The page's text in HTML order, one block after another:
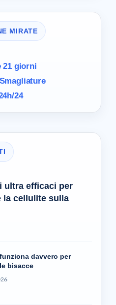
MIRATE
21 giorni
24
ultra efficaci per
la cellulite sulla
davvero per
bisacce